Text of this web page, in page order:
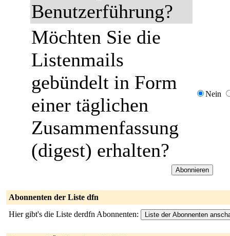
Benutzerführung?
Möchten Sie die
Listenmails
gebündelt in Form
einer täglichen
Zusammenfassung
(digest) erhalten?
Nein
Abonnenten der Liste dfn
Hier gibt's die Liste derdfn Abonnenten: